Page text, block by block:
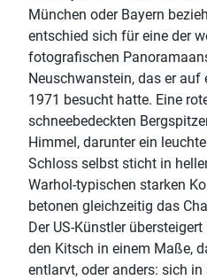
München oder Bayern
entschied sich für eine der
fotografischen
Neuschwanstein, das er auf
1971 besucht hatte. Eine
schneebedeckten
Himmel, darunter ein
Schloss selbst sticht in
Warhol-typischen starken
betonen gleichzeitig das
Der US-Künstler
den Kitsch in einem Maße,
entlarvt, oder anders: sich